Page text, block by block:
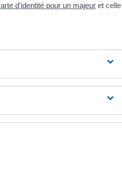
d'identité pour un majeur et celle